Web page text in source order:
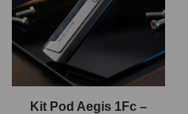
Kit Pod Aegis 1Fc –